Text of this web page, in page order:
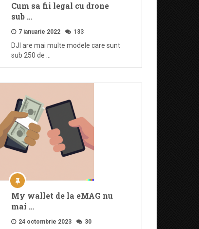
Cum sa fii legal cu drone
sub …
7 ianuarie 2022 133
DJI are mai multe modele care sunt
sub 250 de …
My wallet de la eMAG nu
mai …
24 octombrie 2023 30